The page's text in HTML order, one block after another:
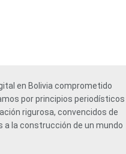
en Bolivia comprometido
por principios periodísticos
rigurosa, convencidos de
a la construcción de un mundo